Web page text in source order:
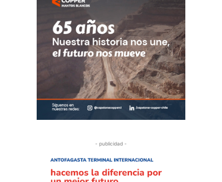
- publicidad -